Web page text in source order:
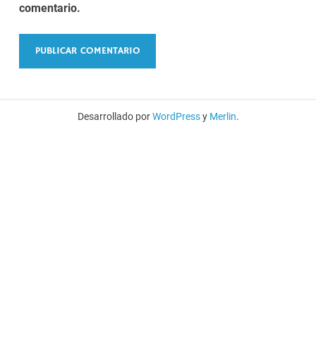
comentario.
Desarrollado porWordPressy Merlin.